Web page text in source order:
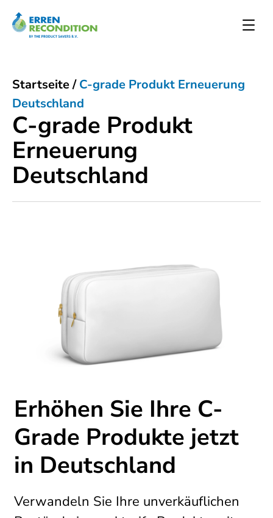
C-grade Produkt
Erneuerung
Deutschland
Startseite/C-grade Produkt Erneuerung
Deutschland
Erhöhen Sie Ihre C-
Grade Produkte jetzt
in Deutschland
Verwandeln Sie Ihre unverkäuflichen